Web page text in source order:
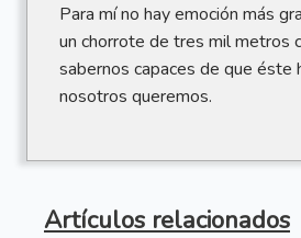
Para mí no hay emoción más
un chorrote de tres mil metros
sabernos capaces de que éste
nosotros queremos.
Artículos relacionados